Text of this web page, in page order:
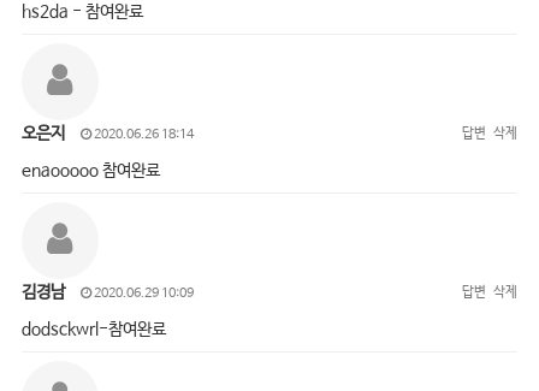
hs2da - 참여완료
오은지 2020.06.26 18:14 답변 삭제
enaooooo 참여완료
김경남 2020.06.29 10:09 답변 삭제
dodsckwrl-참여완료